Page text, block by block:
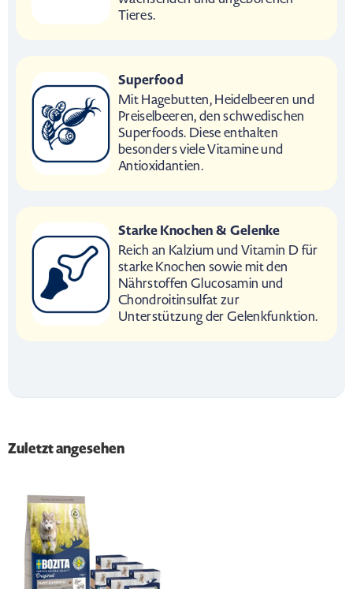
Tieres.
Superfood
Mit Hagebutten, Heidelbeeren und
Preiselbeeren, den schwedischen
Superfoods. Diese enthalten
besonders viele Vitamine und
Antioxidantien.
Starke Knochen & Gelenke
Reich an Kalzium und Vitamin D für
starke Knochen sowie mit den
Nährstoffen Glucosamin und
Chondroitinsulfat zur
Unterstützung der Gelenkfunktion.
Zuletzt angesehen